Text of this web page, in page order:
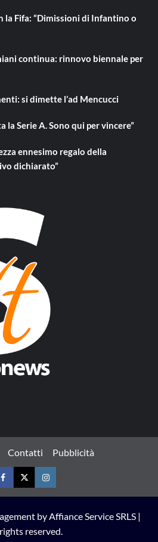
la Fifa: “Dimissioni di Infantino o
continua: rinnovo biennale per
si dimette l’ad Mencucci
la Serie A. Sono qui per vincere”
ennesimo regalo della
dichiarato”
Contatti Pubblicità
FacebookTwitterInstagram
by Affiance Service SRLS |
reserved.